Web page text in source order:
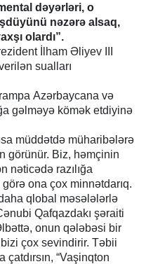
dəyərləri, o
nəzərə alsaq,
olardı”.
İlham Əliyev III
sualları
Azərbaycana və
gəlməyə kömək etdiyinə
müddətdə müharibələrə
görünür. Biz, həmçinin
nəticədə razılığa
ona çox minnətdarıq.
qlobal məsələlərlə
Qafqazdakı şəraiti
onun qələbəsi bir
çox sevindirir. Təbii
çatdırsın, “Vaşinqton